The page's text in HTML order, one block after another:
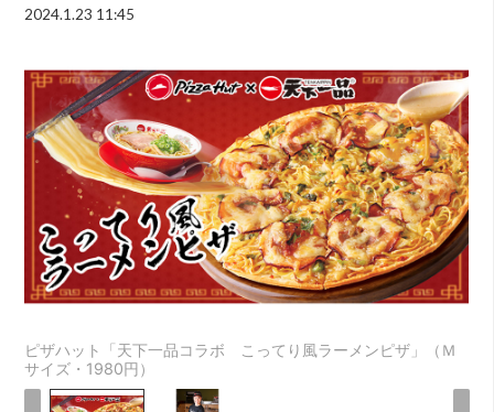
2024.1.23 11:45
ピザハット「天下一品コラボ こってり風ラーメンピザ」（Ｍ
サイズ・1980円）